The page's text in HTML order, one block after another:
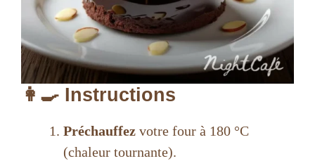
👩‍🍳 Instructions
Préchauffez votre four à 180 °C
(chaleur tournante).